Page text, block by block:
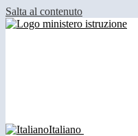
Salta al contenuto
Italiano